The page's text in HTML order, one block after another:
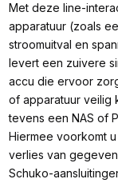
Met deze line-
apparatuur (zoals
stroomuitval en
levert een zuivere
accu die ervoor
of apparatuur veilig
tevens een NAS of
Hiermee voorkomt
verlies van
Schuko-